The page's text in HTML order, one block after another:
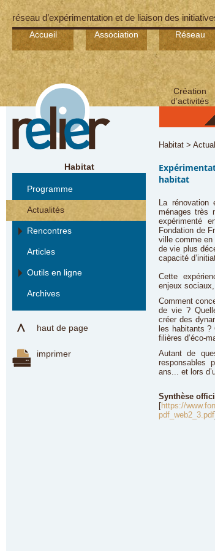
réseau d’expérimentation et de liaison des
Accueil Association Réseau
Création
d’activités
Habitat
Programme
Actualités
Rencontres
Articles
Outils en ligne
Archives
haut de page
imprimer
Habitat >
habitat
La rénovation
ménages très
expérimenté
Fondation de
ville comme en
de vie plus
capacité
Cette
enjeux
Comment
de vie ?
créer des
les habitants
filières d’éco-
Autant de
responsables
ans... et lors
Synthèse
[https://
pdf_web2_3.pdf]